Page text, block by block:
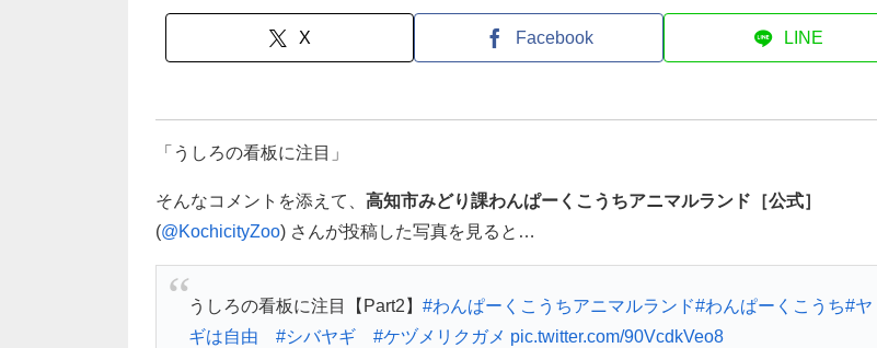
X Facebook LINE
「うしろの看板に注目」
そんなコメントを添えて、 高知市みどり課わんぱーくこうちアニマルランド［公式］
(@KochicityZoo) さんが投稿した写真を見ると…
うしろの看板に注目【Part2】 #わんぱーくこうちアニマルランド#わんぱーくこうち#ヤ
ギは自由
#シバヤギ #ケヅメリクガメ pic.twitter.com/90VcdkVeo8